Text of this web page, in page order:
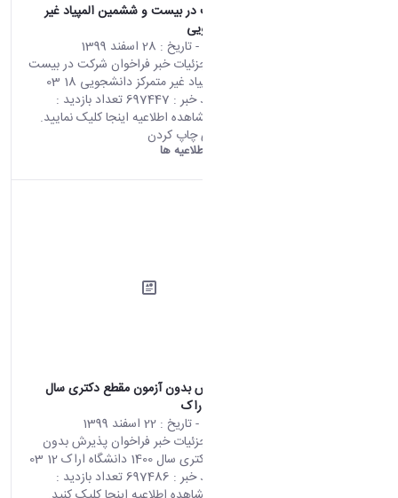
فراخوان شرکت در بیست و ششمین المپیاد غیر
متمرکز دانشجویی
- تاریخ : 28 اسفند 1399
صفحه اصلی جزئیات خبر فراخوان شرکت در بیست
و ششمین المپیاد غیر متمرکز دانشجویی 18 03
2021 09:55 کد خبر : 697447 تعداد بازدید :
7517 جهت مشاهده اطلاعیه اینجا کلیک نمایید.
اشتراک گذاری چاپ کردن
اطلاعیه ها
فراخوان پذیرش بدون آزمون مقطع دکتری سال
- تاریخ : 22 اسفند 1399
صفحه اصلی جزئیات خبر فراخوان پذیرش بدون
آزمون مقطع دکتری سال 1400 دانشگاه اراک 12 03
2021 06:45 کد خبر : 697486 تعداد بازدید :